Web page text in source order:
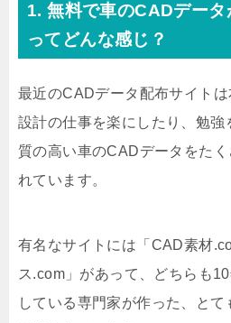
1. 無料で車のCADデータ
ってどんな感じ？
最近のCADデータ配布サイトは
設計の仕事を楽にしたり、勉強
質の高い車のCADデータをたく
れています。
有名なサイトには「CAD素材
ス.com」があって、どちらも
している専門家が作った、と